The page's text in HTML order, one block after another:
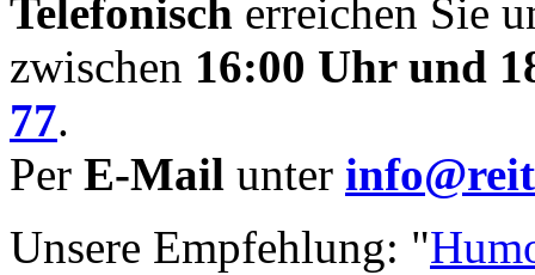
Telefonisch erreichen Sie
zwischen 16:00 Uhr und
77.
Per E-Mail unter
Unsere Empfehlung: "